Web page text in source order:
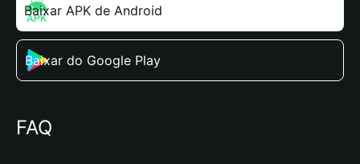
Baixar APK de Android
Baixar do Google Play
FAQ